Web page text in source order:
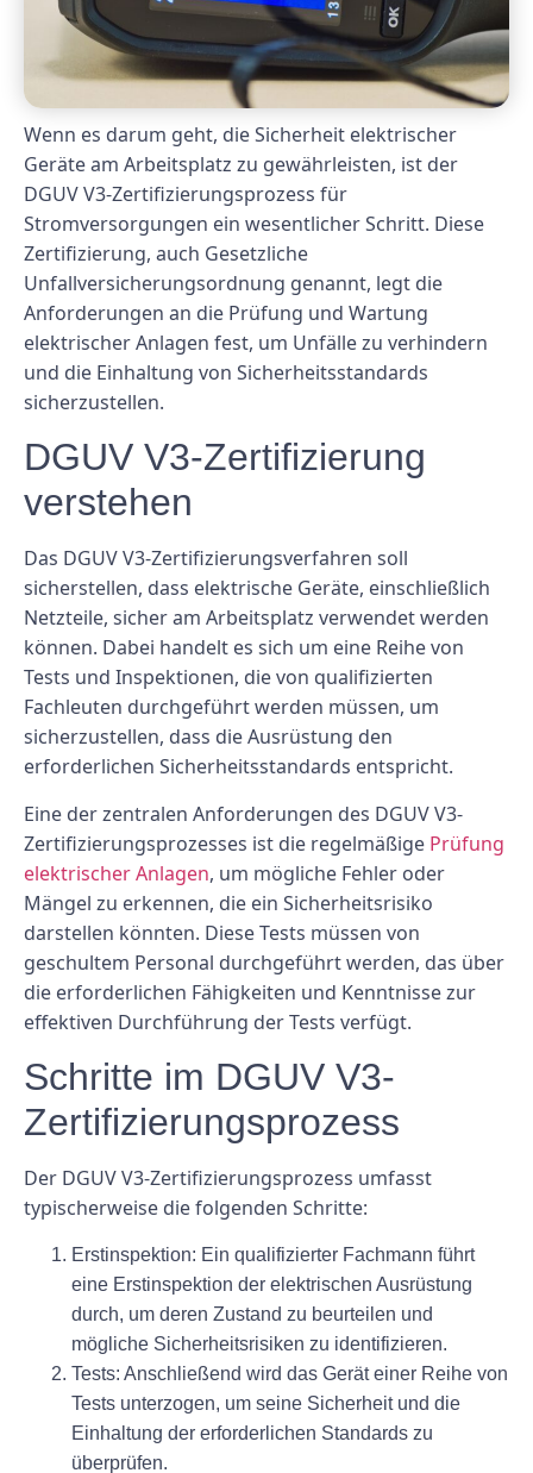
Wenn es darum geht, die Sicherheit elektrischer
Geräte am Arbeitsplatz zu gewährleisten, ist der
DGUV V3-Zertifizierungsprozess für
Stromversorgungen ein wesentlicher Schritt. Diese
Zertifizierung, auch Gesetzliche
Unfallversicherungsordnung genannt, legt die
Anforderungen an die Prüfung und Wartung
elektrischer Anlagen fest, um Unfälle zu verhindern
und die Einhaltung von Sicherheitsstandards
sicherzustellen.
DGUV V3-Zertifizierung
verstehen
Das DGUV V3-Zertifizierungsverfahren soll
sicherstellen, dass elektrische Geräte, einschließlich
Netzteile, sicher am Arbeitsplatz verwendet werden
können. Dabei handelt es sich um eine Reihe von
Tests und Inspektionen, die von qualifizierten
Fachleuten durchgeführt werden müssen, um
sicherzustellen, dass die Ausrüstung den
erforderlichen Sicherheitsstandards entspricht.
Eine der zentralen Anforderungen des DGUV V3-
Zertifizierungsprozesses ist die regelmäßige Prüfung
elektrischer Anlagen, um mögliche Fehler oder
Mängel zu erkennen, die ein Sicherheitsrisiko
darstellen könnten. Diese Tests müssen von
geschultem Personal durchgeführt werden, das über
die erforderlichen Fähigkeiten und Kenntnisse zur
effektiven Durchführung der Tests verfügt.
Schritte im DGUV V3-
Zertifizierungsprozess
Der DGUV V3-Zertifizierungsprozess umfasst
typischerweise die folgenden Schritte:
Erstinspektion: Ein qualifizierter Fachmann führt
eine Erstinspektion der elektrischen Ausrüstung
durch, um deren Zustand zu beurteilen und
mögliche Sicherheitsrisiken zu identifizieren.
Tests: Anschließend wird das Gerät einer Reihe von
Tests unterzogen, um seine Sicherheit und die
Einhaltung der erforderlichen Standards zu
überprüfen.